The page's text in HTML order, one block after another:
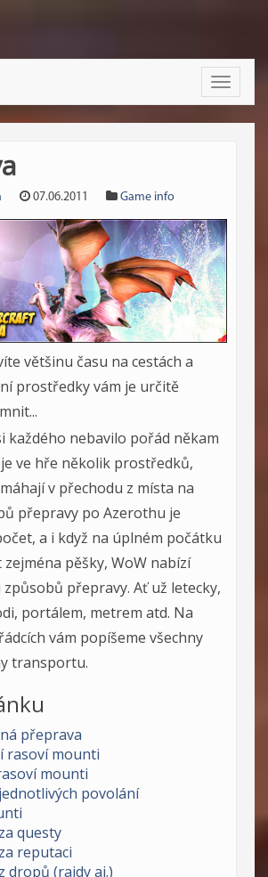
Toggle
07.06.2011 Game info
většinu času na cestách a
prostředky vám je určitě
každého nebavilo pořád někam
ve hře několik prostředků,
v přechodu z místa na
přepravy po Azerothu je
a i když na úplném počátku
pěšky, WoW nabízí
přepravy. Ať už letecky,
portálem, metrem atd. Na
vám popíšeme všechny
transportu.
přeprava
rasoví mounti
mounti
povolání
questy
reputaci
dropů (raidy aj.)